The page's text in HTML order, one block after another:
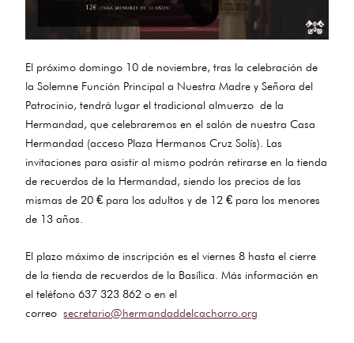
El próximo domingo 10 de noviembre, tras la celebración de
la Solemne Función Principal a Nuestra Madre y Señora del
Patrocinio, tendrá lugar el tradicional almuerzo de la
Hermandad, que celebraremos en el salón de nuestra Casa
Hermandad (acceso Plaza Hermanos Cruz Solís). Las
invitaciones para asistir al mismo podrán retirarse en la tienda
de recuerdos de la Hermandad, siendo los precios de las
mismas de 20 € para los adultos y de 12 € para los menores
de 13 años.
El plazo máximo de inscripción es el viernes 8 hasta el cierre
de la tienda de recuerdos de la Basílica. Más información en
el teléfono 637 323 862 o en el
correosecretario@hermandaddelcachorro.org